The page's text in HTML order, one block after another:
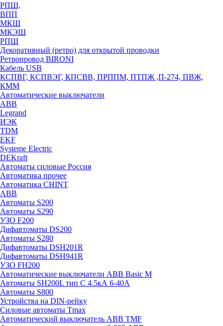
РПШ,
ВПП
МКШ
МКЭШ
РПШ
Декоративный (ретро) для открытой проводки
Ретропровод BIRONI
Кабель USB
КСПВГ, КСПВЭГ, КПСВВ, ПРППМ, ПТПЖ ,П-274, ПВЖ,
КММ
Автоматические выключатели
ABB
Legrand
ИЭК
TDM
EKF
Systeme Electric
DEKraft
Автоматы силовые Россия
Автоматика прочее
Автоматика CHINT
ABB
Автоматы S200
Автоматы S290
УЗО F200
Дифавтоматы DS200
Автоматы S280
Дифавтоматы DSH201R
Дифавтоматы DSH941R
УЗО FH200
Автоматические выключатели ABB Basic M
Автоматы SH200L тип С 4.5кА 6-40А
Автоматы S800
Устройства на DIN-рейку
Силовые автоматы Tmax
Автоматический выключатель ABB TMF